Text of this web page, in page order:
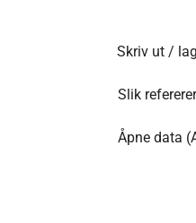
Skriv ut /
Slik
Åpne data